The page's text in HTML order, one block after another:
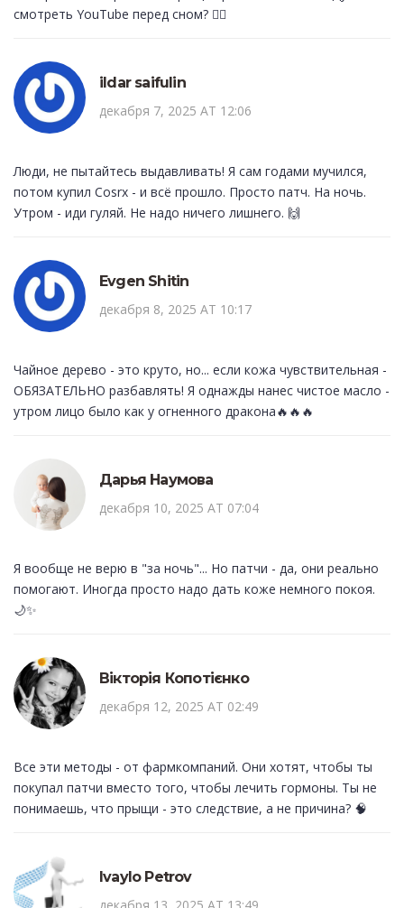
смотреть YouTube перед сном? 🤷‍♂️
ildar saifulin
декабря 7, 2025 AT 12:06
Люди, не пытайтесь выдавливать! Я сам годами мучился,
потом купил Cosrx - и всё прошло. Просто патч. На ночь.
Утром - иди гуляй. Не надо ничего лишнего. 🙌
Evgen Shitin
декабря 8, 2025 AT 10:17
Чайное дерево - это круто, но... если кожа чувствительная -
ОБЯЗАТЕЛЬНО разбавлять! Я однажды нанес чистое масло -
утром лицо было как у огненного дракона🔥🔥🔥
Дарья Наумова
декабря 10, 2025 AT 07:04
Я вообще не верю в "за ночь"... Но патчи - да, они реально
помогают. Иногда просто надо дать коже немного покоя.
🌙✨
Вікторія Копотієнко
декабря 12, 2025 AT 02:49
Все эти методы - от фармкомпаний. Они хотят, чтобы ты
покупал патчи вместо того, чтобы лечить гормоны. Ты не
понимаешь, что прыщи - это следствие, а не причина? 🧠
Ivaylo Petrov